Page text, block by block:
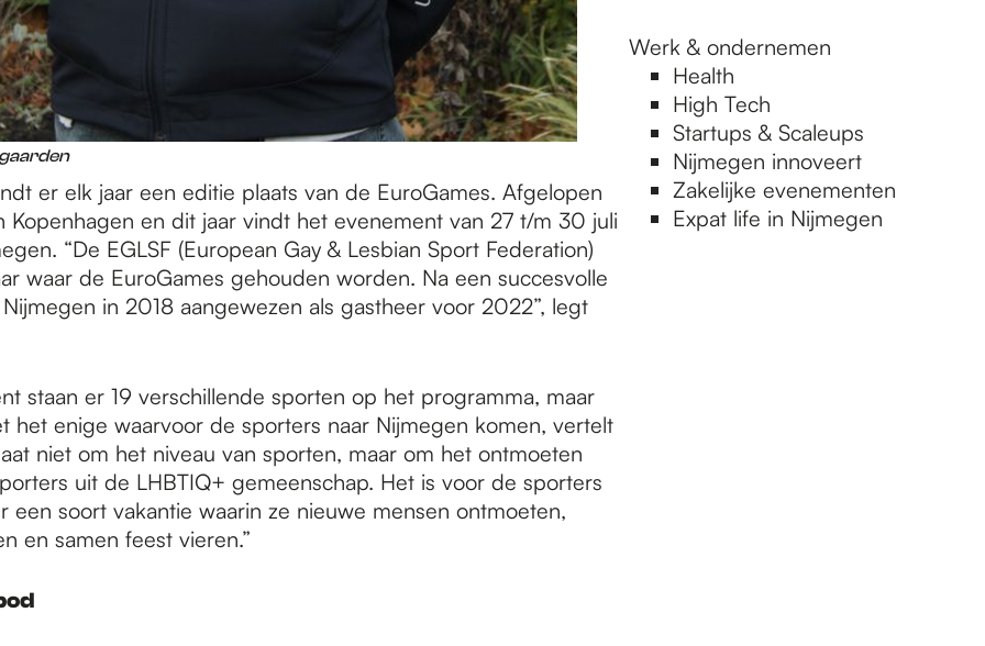
Werk & ondernemen
Health
High Tech
Startups & Scaleups
Nijmegen innoveert
Zakelijke evenementen
Expat life in Nijmegen
er elk jaar een editie plaats van de EuroGames. Afgelopen
Kopenhagen en dit jaar vindt het evenement van 27 t/m 30 juli
“De EGLSF (European Gay & Lesbian Sport Federation)
waar de EuroGames gehouden worden. Na een succesvolle
in 2018 aangewezen als gastheer voor 2022”, legt
staan er 19 verschillende sporten op het programma, maar
het enige waarvoor de sporters naar Nijmegen komen, vertelt
niet om het niveau van sporten, maar om het ontmoeten
uit de LHBTIQ+ gemeenschap. Het is voor de sporters
een soort vakantie waarin ze nieuwe mensen ontmoeten,
en samen feest vieren.”